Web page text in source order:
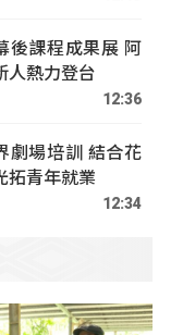
後課程成果展 阿
人熱力登台
12:36
劇場培訓 結合花
拓青年就業
12:34